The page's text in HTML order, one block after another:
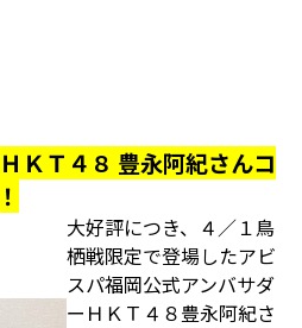
ＫＴ４８ 豊永阿紀さんコ
大好評につき、４／１鳥
栖戦限定で登場したアビ
スパ福岡公式アンバサダ
ーＨＫＴ４８豊永阿紀さ